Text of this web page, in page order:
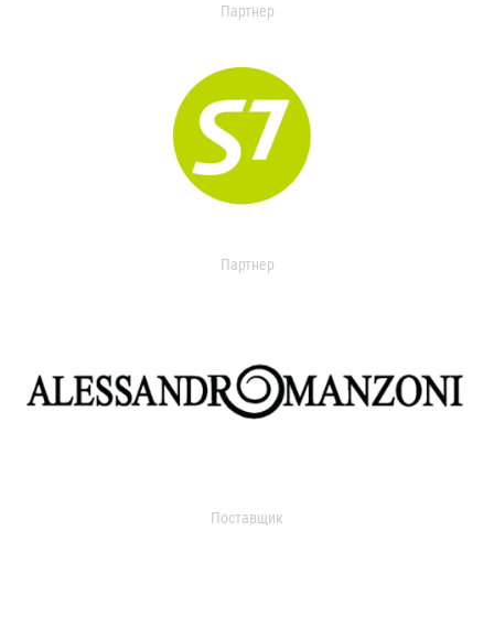
Партнер
Партнер
Поставщик